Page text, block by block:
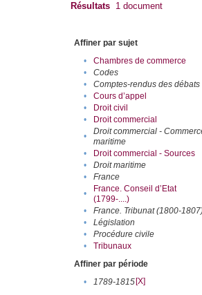
Résultats 1 document
Affiner par sujet
•
Chambres de commerce
•
Codes
•
Comptes-rendus des débats
•
Cours d’appel
•
Droit civil
•
Droit commercial
•
Droit commercial -
maritime
• Droit commercial - Sources
•
Droit maritime
•
France
•
France. Conseil d’Etat
(1799-....)
• France. Tribunat (1800-
•
Législation
•
Procédure civile
•
Tribunaux
Affiner par période
•
1789-1815[X]